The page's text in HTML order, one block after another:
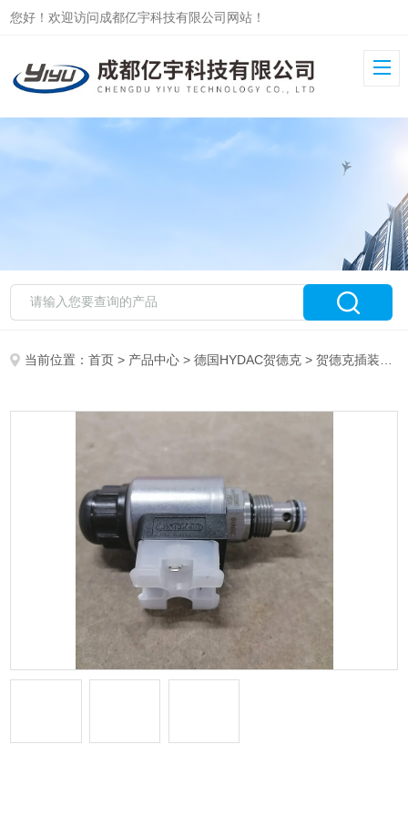
您好！欢迎访问成都亿宇科技有限公司网站！
当前位置：首页 > 产品中心 >德国HYDAC贺德克 >贺德克插装阀